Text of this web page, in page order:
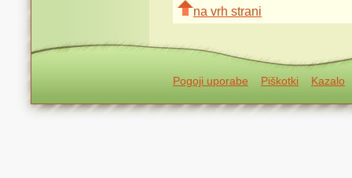
na vrh strani
Pogoji uporabe Piškotki Kazalo